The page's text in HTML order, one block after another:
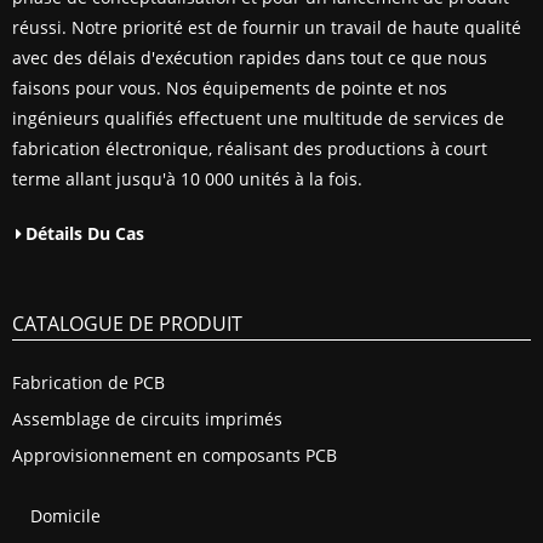
réussi. Notre priorité est de fournir un travail de haute qualité
avec des délais d'exécution rapides dans tout ce que nous
faisons pour vous. Nos équipements de pointe et nos
ingénieurs qualifiés effectuent une multitude de services de
fabrication électronique, réalisant des productions à court
terme allant jusqu'à 10 000 unités à la fois.
Détails Du Cas
CATALOGUE DE PRODUIT
Fabrication de PCB
Assemblage de circuits imprimés
Approvisionnement en composants PCB
Domicile